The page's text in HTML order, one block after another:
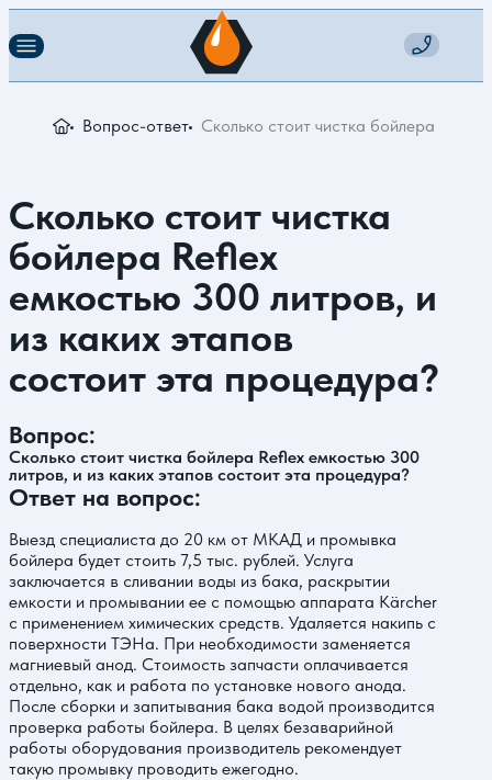
Вопрос-ответ Сколько стоит чистка бойлера
Сколько стоит чистка
бойлера Reflex
емкостью 300 литров, и
из каких этапов
состоит эта процедура?
Вопрос:
Сколько стоит чистка бойлера Reflex емкостью 300
литров, и из каких этапов состоит эта процедура?
Ответ на вопрос:
Выезд специалиста до 20 км от МКАД и промывка
бойлера будет стоить 7,5 тыс. рублей. Услуга
заключается в сливании воды из бака, раскрытии
емкости и промывании ее с помощью аппарата Kärcher
с применением химических средств. Удаляется накипь с
поверхности ТЭНа. При необходимости заменяется
магниевый анод. Стоимость запчасти оплачивается
отдельно, как и работа по установке нового анода.
После сборки и запитывания бака водой производится
проверка работы бойлера. В целях безаварийной
работы оборудования производитель рекомендует
такую промывку проводить ежегодно.